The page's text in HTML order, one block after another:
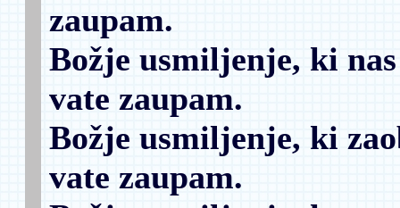
zaupam.
Božje usmiljenje, ki
vate zaupam.
Božje usmiljenje, ki
vate zaupam.